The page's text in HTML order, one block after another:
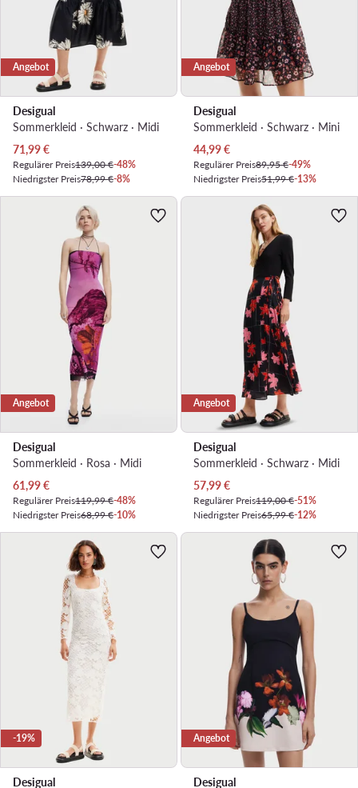
Angebot
Desigual
Sommerkleid · Schwarz · Midi
Aktueller Preis
71,99€
Regulärer Preis139,00 €-48%
Niedrigster Preis78,99 €-8%
Angebot
Desigual
Sommerkleid · Schwarz · Mini
Aktueller Preis
44,99€
Regulärer Preis89,95 €-49%
Niedrigster Preis51,99 €-13%
Angebot
Desigual
Sommerkleid · Rosa · Midi
Aktueller Preis
61,99€
Regulärer Preis119,99 €-48%
Niedrigster Preis68,99 €-10%
Angebot
Desigual
Sommerkleid · Schwarz · Midi
Aktueller Preis
57,99€
Regulärer Preis119,00 €-51%
Niedrigster Preis65,99 €-12%
-19%
Desigual
Angebot
Desigual